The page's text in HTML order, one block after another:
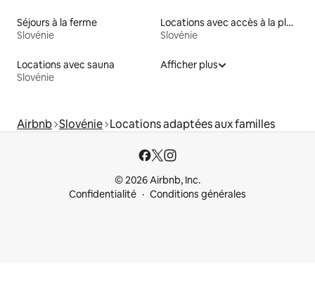
Séjours à la ferme
Slovénie
Locations avec accès à la plage
Slovénie
Locations avec sauna
Slovénie
Afficher plus
Airbnb Slovénie Locations adaptées aux familles
© 2026 Airbnb, Inc.
Confidentialité
Conditions générales